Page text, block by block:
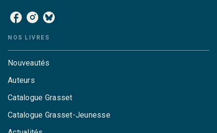
NOS LIVRES
Nouveautés
Auteurs
Catalogue Grasset
Catalogue Grasset-Jeunesse